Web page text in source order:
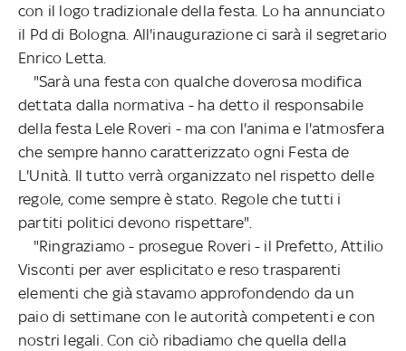
con il logo tradizionale della festa. Lo ha annunciato
il Pd di Bologna. All'inaugurazione ci sarà il segretario
Enrico Letta.
"Sarà una festa con qualche doverosa modifica
dettata dalla normativa - ha detto il responsabile
della festa Lele Roveri - ma con l'anima e l'atmosfera
che sempre hanno caratterizzato ogni Festa de
L'Unità. Il tutto verrà organizzato nel rispetto delle
regole, come sempre è stato. Regole che tutti i
partiti politici devono rispettare".
"Ringraziamo - prosegue Roveri - il Prefetto, Attilio
Visconti per aver esplicitato e reso trasparenti
elementi che già stavamo approfondendo da un
paio di settimane con le autorità competenti e con
nostri legali. Con ciò ribadiamo che quella della